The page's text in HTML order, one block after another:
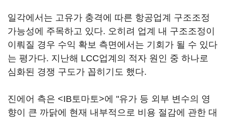
일각에서는 고유가 충격에 따른 항공업계 구조조정
가능성에 주목하고 있다. 오히려 업계 내 구조조정이
이뤄질 경우 수익 확보 측면에서는 기회가 될 수 있다
는 평가다. 지난해 LCC업계의 적자 원인 중 하나로
심화된 경쟁 구도가 꼽히기도 했다.
진에어 측은 <IB토마토>에 "유가 등 외부 변수의 영
향이 큰 까닭에 현재 내부적으로 비용 절감에 관한 대